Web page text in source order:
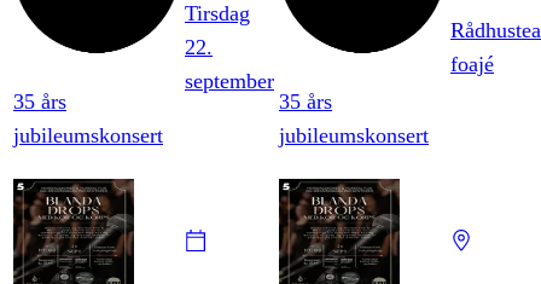
35 års
jubileumskonsert
Tirsdag
22.
september
35 års
jubileumskonsert
foajé